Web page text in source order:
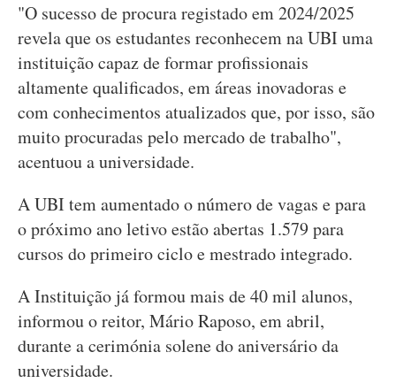
"O sucesso de procura registado em 2024/2025
revela que os estudantes reconhecem na UBI uma
instituição capaz de formar profissionais
altamente qualificados, em áreas inovadoras e
com conhecimentos atualizados que, por isso, são
muito procuradas pelo mercado de trabalho",
acentuou a universidade.
A UBI tem aumentado o número de vagas e para
o próximo ano letivo estão abertas 1.579 para
cursos do primeiro ciclo e mestrado integrado.
A Instituição já formou mais de 40 mil alunos,
informou o reitor, Mário Raposo, em abril,
durante a cerimónia solene do aniversário da
universidade.